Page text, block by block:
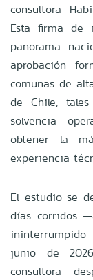
consultora
Esta firma de
panorama
aprobación
comunas de
de Chile,
solvencia
obtener la
experiencia
El estudio se
días corridos
junio de
consultora